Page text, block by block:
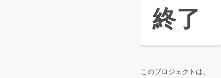
終了
このプロジェクトは、